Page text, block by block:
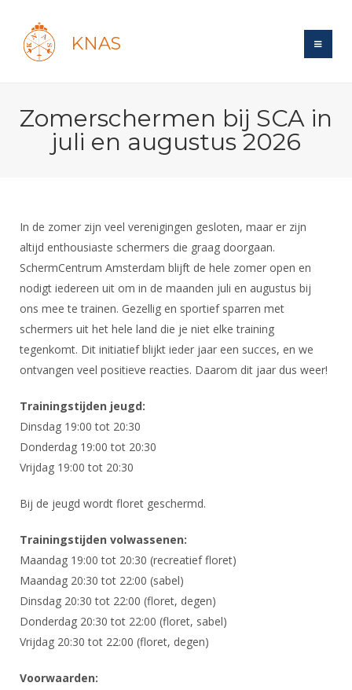
KNAS
Login
Recent posts
Forums
Maandelijks archief
Evenement
Website
Handleiding
Historie
Bond
Bond
Reglementen
Ledencijfers
Sponsors en Partners
Organisatie
Commissies
Ereleden
Leden van Verdiensten
Vacatures
Bondsbureau
Contact
Medewerkers
Samenwerking
Schermen
Recreatiesport
Veteranen
Lichtzwaardschermen
Wedstrijdsport
Ranglijsten
Inschrijven
Reglementen
Materiaal
Wedstrijdkalender
KNAS Keurmerk
NK's
JPT
JEC
Wat is topsport
Nieuws
NK's
Oranje
DBT
SBT
Talentontwikkeling
Internationale aanmeldingen
Informatie
Voor de jeugd
Spreekbeurtpakket
Jeugdkampen
Brassardsysteem
Voor coaches en leraren
Nieuws
Nationale opleidingen
Internationale opleidingen
Opleidingen
Leraar
Voor scheidsrechters
Forums
Schermforum
Nieuws
Zoek Vereniging
Contact
NK organiseren
Zomerschermen bij SCA in
juli en augustus 2026
In de zomer zijn veel verenigingen gesloten, maar er zijn
altijd enthousiaste schermers die graag doorgaan.
SchermCentrum Amsterdam blijft de hele zomer open en
nodigt iedereen uit om in de maanden juli en augustus bij
ons mee te trainen. Gezellig en sportief sparren met
schermers uit het hele land die je niet elke training
tegenkomt. Dit initiatief blijkt ieder jaar een succes, en we
ontvangen veel positieve reacties. Daarom dit jaar dus weer!
Trainingstijden jeugd:
Dinsdag 19:00 tot 20:30
Donderdag 19:00 tot 20:30
Vrijdag 19:00 tot 20:30
Bij de jeugd wordt floret geschermd.
Trainingstijden volwassenen:
Maandag 19:00 tot 20:30 (recreatief floret)
Maandag 20:30 tot 22:00 (sabel)
Dinsdag 20:30 tot 22:00 (floret, degen)
Donderdag 20:30 tot 22:00 (floret, sabel)
Vrijdag 20:30 tot 22:00 (floret, degen)
Voorwaarden: